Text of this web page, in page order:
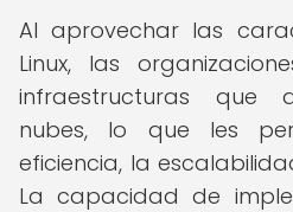
Al aprovechar las
Linux, las
infraestructuras que
nubes, lo que les
eficiencia, la
La capacidad de